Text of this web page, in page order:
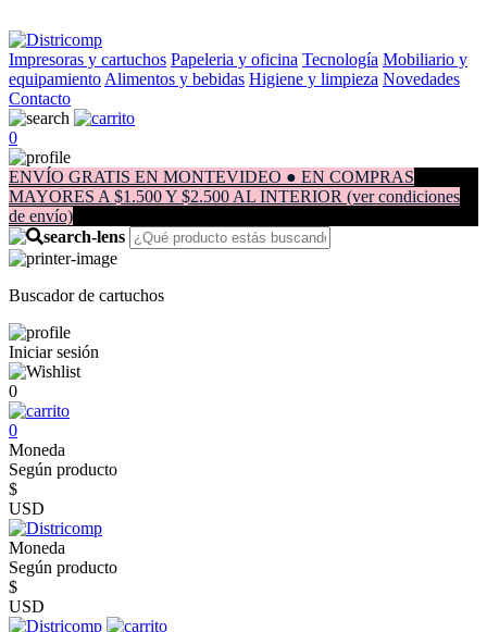
Impresoras y cartuchos Papeleria y oficina Tecnología Mobiliario y
equipamiento Alimentos y bebidas Higiene y limpieza Novedades
Contacto
0
ENVÍO GRATIS EN MONTEVIDEO ● EN COMPRAS
MAYORES A $1.500 Y $2.500 AL INTERIOR (ver condiciones
de envío)
Buscador de cartuchos
Iniciar sesión
0
0
Moneda
Según producto
$
USD
Moneda
Según producto
$
USD